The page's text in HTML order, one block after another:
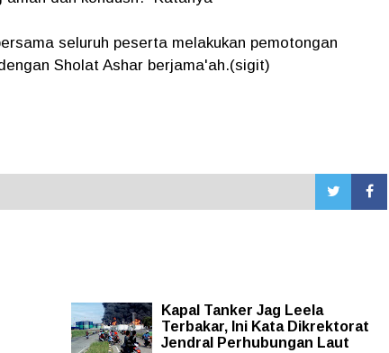
seluruh peserta melakukan pemotongan
Sholat Ashar berjama'ah.(sigit)
Kapal Tanker Jag Leela
Terbakar, Ini Kata Dikrektorat
Jendral Perhubungan Laut